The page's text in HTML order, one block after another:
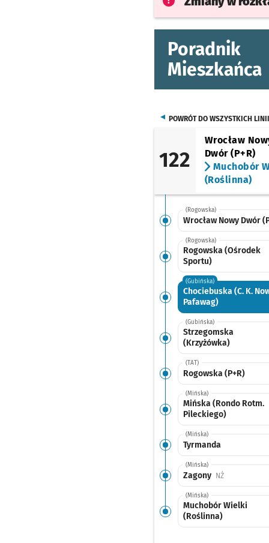
Poradnik
Mieszkańca
POWRÓT DO WSZYSTKICH LINII
122
Wrocław
Dwór (P+R)
Muchobór
(Roślinna)
(Rogowska)
Wrocław Nowy Dwór
(Rogowska)
Rogowska (Ośrodek
Sportu)
(Gubińska)
Chociebuska (C. K.
Pafawag)
(Gubińska)
Strzegomska
(Krzyżówka)
(TAT)
Rogowska (P+R)
(Mińska)
Mińska (Rondo Rotm.
Pileckiego)
(Mińska)
Tyrmanda
(Mińska)
Zagony NŻPrzystanek
(Mińska)
Muchobór Wielki
(Roślinna)